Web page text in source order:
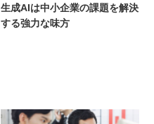
生成AIは中小企業の課題を解決
する強力な味方